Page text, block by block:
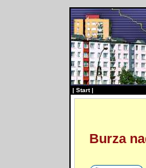
| Start|
Burza